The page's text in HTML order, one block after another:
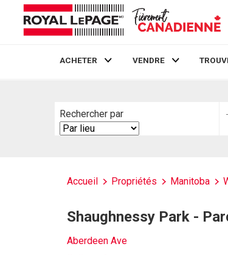
ACHETER VENDRE
Rechercher par
Search
By
Accueil Propriétés Manitoba
Shaughnessy Park -
Aberdeen Ave